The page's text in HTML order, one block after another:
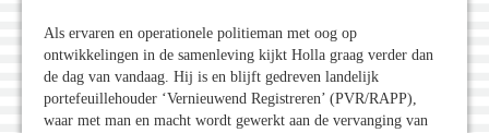
Als ervaren en operationele politieman met oog op
ontwikkelingen in de samenleving kijkt Holla graag verder dan
de dag van vandaag. Hij is en blijft gedreven landelijk
portefeuillehouder ‘Vernieuwend Registreren’ (PVR/RAPP),
waar met man en macht wordt gewerkt aan de vervanging van